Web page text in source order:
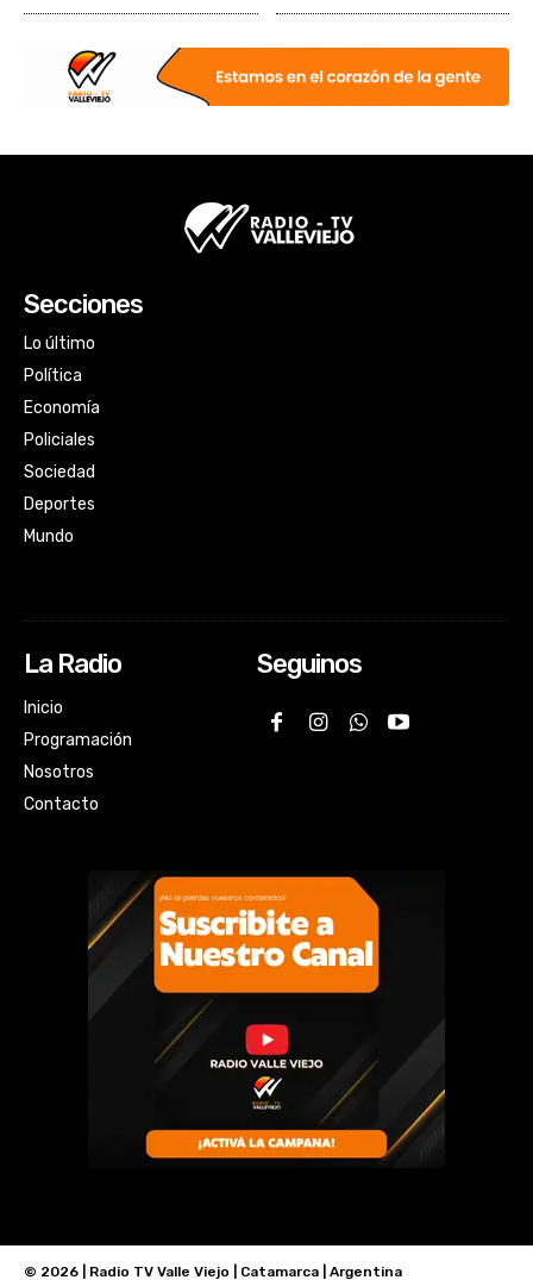
Secciones
Lo último
Política
Economía
Policiales
Sociedad
Deportes
Mundo
La Radio
Inicio
Programación
Nosotros
Contacto
Seguinos
© 2026 | Radio TV Valle Viejo | Catamarca | Argentina